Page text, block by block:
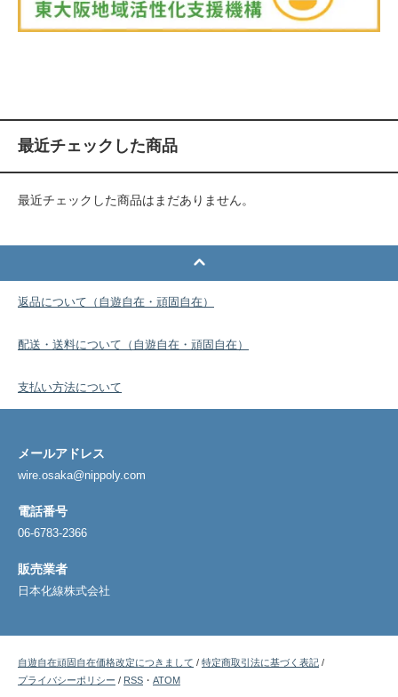
最近チェックした商品
最近チェックした商品はまだありません。
返品について（自遊自在・頑固自在）
配送・送料について（自遊自在・頑固自在）
支払い方法について
メールアドレス
wire.osaka@nippoly.com
電話番号
06-6783-2366
販売業者
日本化線株式会社
自遊自在頑固自在価格改定につきまして / 特定商取引法に基づく表記 /
プライバシーポリシー / RSS ・ ATOM